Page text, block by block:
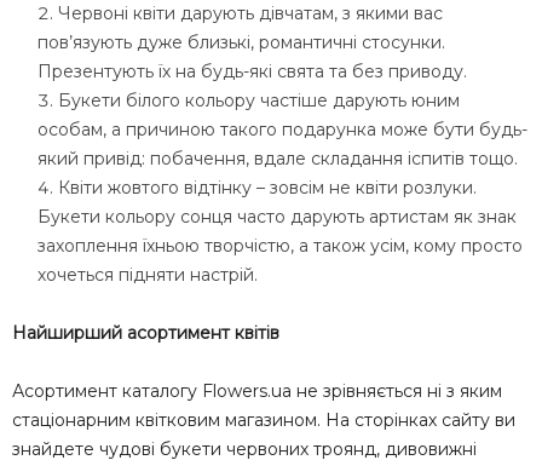
Червоні квіти дарують дівчатам, з якими вас
пов’язують дуже близькі, романтичні стосунки.
Презентують їх на будь-які свята та без приводу.
Букети білого кольору частіше дарують юним
особам, а причиною такого подарунка може бути будь-
який привід: побачення, вдале складання іспитів тощо.
Квіти жовтого відтінку – зовсім не квіти розлуки.
Букети кольору сонця часто дарують артистам як знак
захоплення їхньою творчістю, а також усім, кому просто
хочеться підняти настрій.
Найширший асортимент квітів
Асортимент каталогу Flowers.ua не зрівняється ні з яким
стаціонарним квітковим магазином. На сторінках сайту ви
знайдете чудові букети червоних троянд, дивовижні